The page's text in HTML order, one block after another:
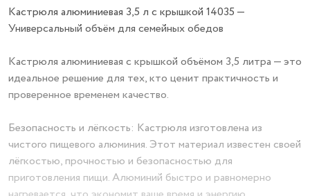
Кастрюля алюминиевая 3,5 л с крышкой 14035 —
Универсальный объём для семейных обедов
Кастрюля алюминиевая с крышкой объёмом 3,5 литра — это
идеальное решение для тех, кто ценит практичность и
проверенное временем качество.
Безопасность и лёгкость: Кастрюля изготовлена из
чистого пищевого алюминия. Этот материал известен своей
лёгкостью, прочностью и безопасностью для
приготовления пищи. Алюминий быстро и равномерно